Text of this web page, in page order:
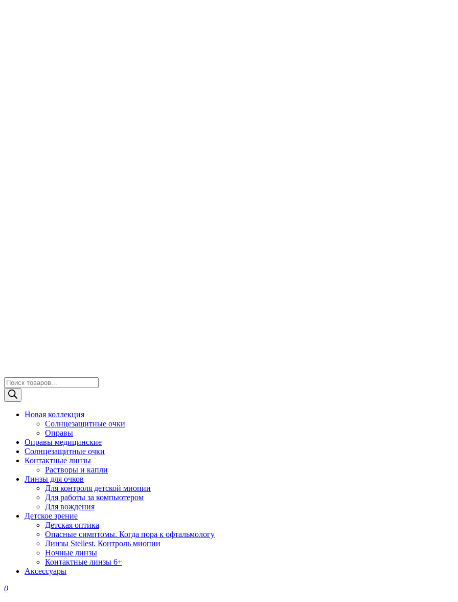
Поиск
товаров
Новая коллекция
Солнцезащитные очки
Оправы
Оправы медицинские
Солнцезащитные очки
Контактные линзы
Растворы и капли
Линзы для очков
Для контроля детской миопии
Для работы за компьютером
Для вождения
Детское зрение
Детская оптика
Опасные симптомы. Когда пора к офтальмологу
Линзы Stellest. Контроль миопии
Ночные линзы
Контактные линзы 6+
Аксессуары
0